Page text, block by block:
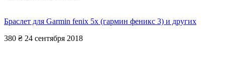
Браслет для Garmin fenix 5x (гармин феникс 3) и других
380 ₴ 24 сентября 2018